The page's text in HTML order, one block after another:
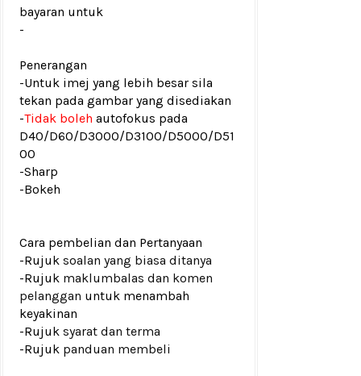
bayaran untuk
-
Penerangan
-Untuk imej yang lebih besar sila
tekan pada gambar yang disediakan
-Tidak boleh autofokus pada
D40/D60/D3000/D3100/D5000/D51
00
-Sharp
-Bokeh
Cara pembelian dan Pertanyaan
-Rujuk soalan yang biasa ditanya
-Rujuk maklumbalas dan komen
pelanggan untuk menambah
keyakinan
-Rujuk syarat dan terma
-Rujuk panduan membeli